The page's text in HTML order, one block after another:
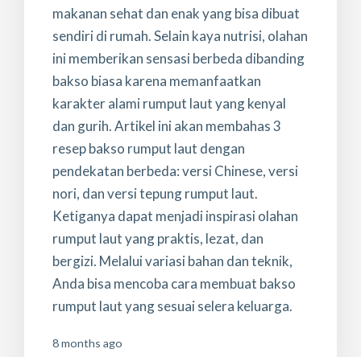
makanan sehat dan enak yang bisa dibuat
sendiri di rumah. Selain kaya nutrisi, olahan
ini memberikan sensasi berbeda dibanding
bakso biasa karena memanfaatkan
karakter alami rumput laut yang kenyal
dan gurih. Artikel ini akan membahas 3
resep bakso rumput laut dengan
pendekatan berbeda: versi Chinese, versi
nori, dan versi tepung rumput laut.
Ketiganya dapat menjadi inspirasi olahan
rumput laut yang praktis, lezat, dan
bergizi. Melalui variasi bahan dan teknik,
Anda bisa mencoba cara membuat bakso
rumput laut yang sesuai selera keluarga.
8 months ago